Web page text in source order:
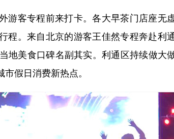
客专程前来打卡。各大早茶门店座无
程。来自北京的游客王佳然专程奔赴利
地美食口碑名副其实。利通区持续做大
假日消费新热点。